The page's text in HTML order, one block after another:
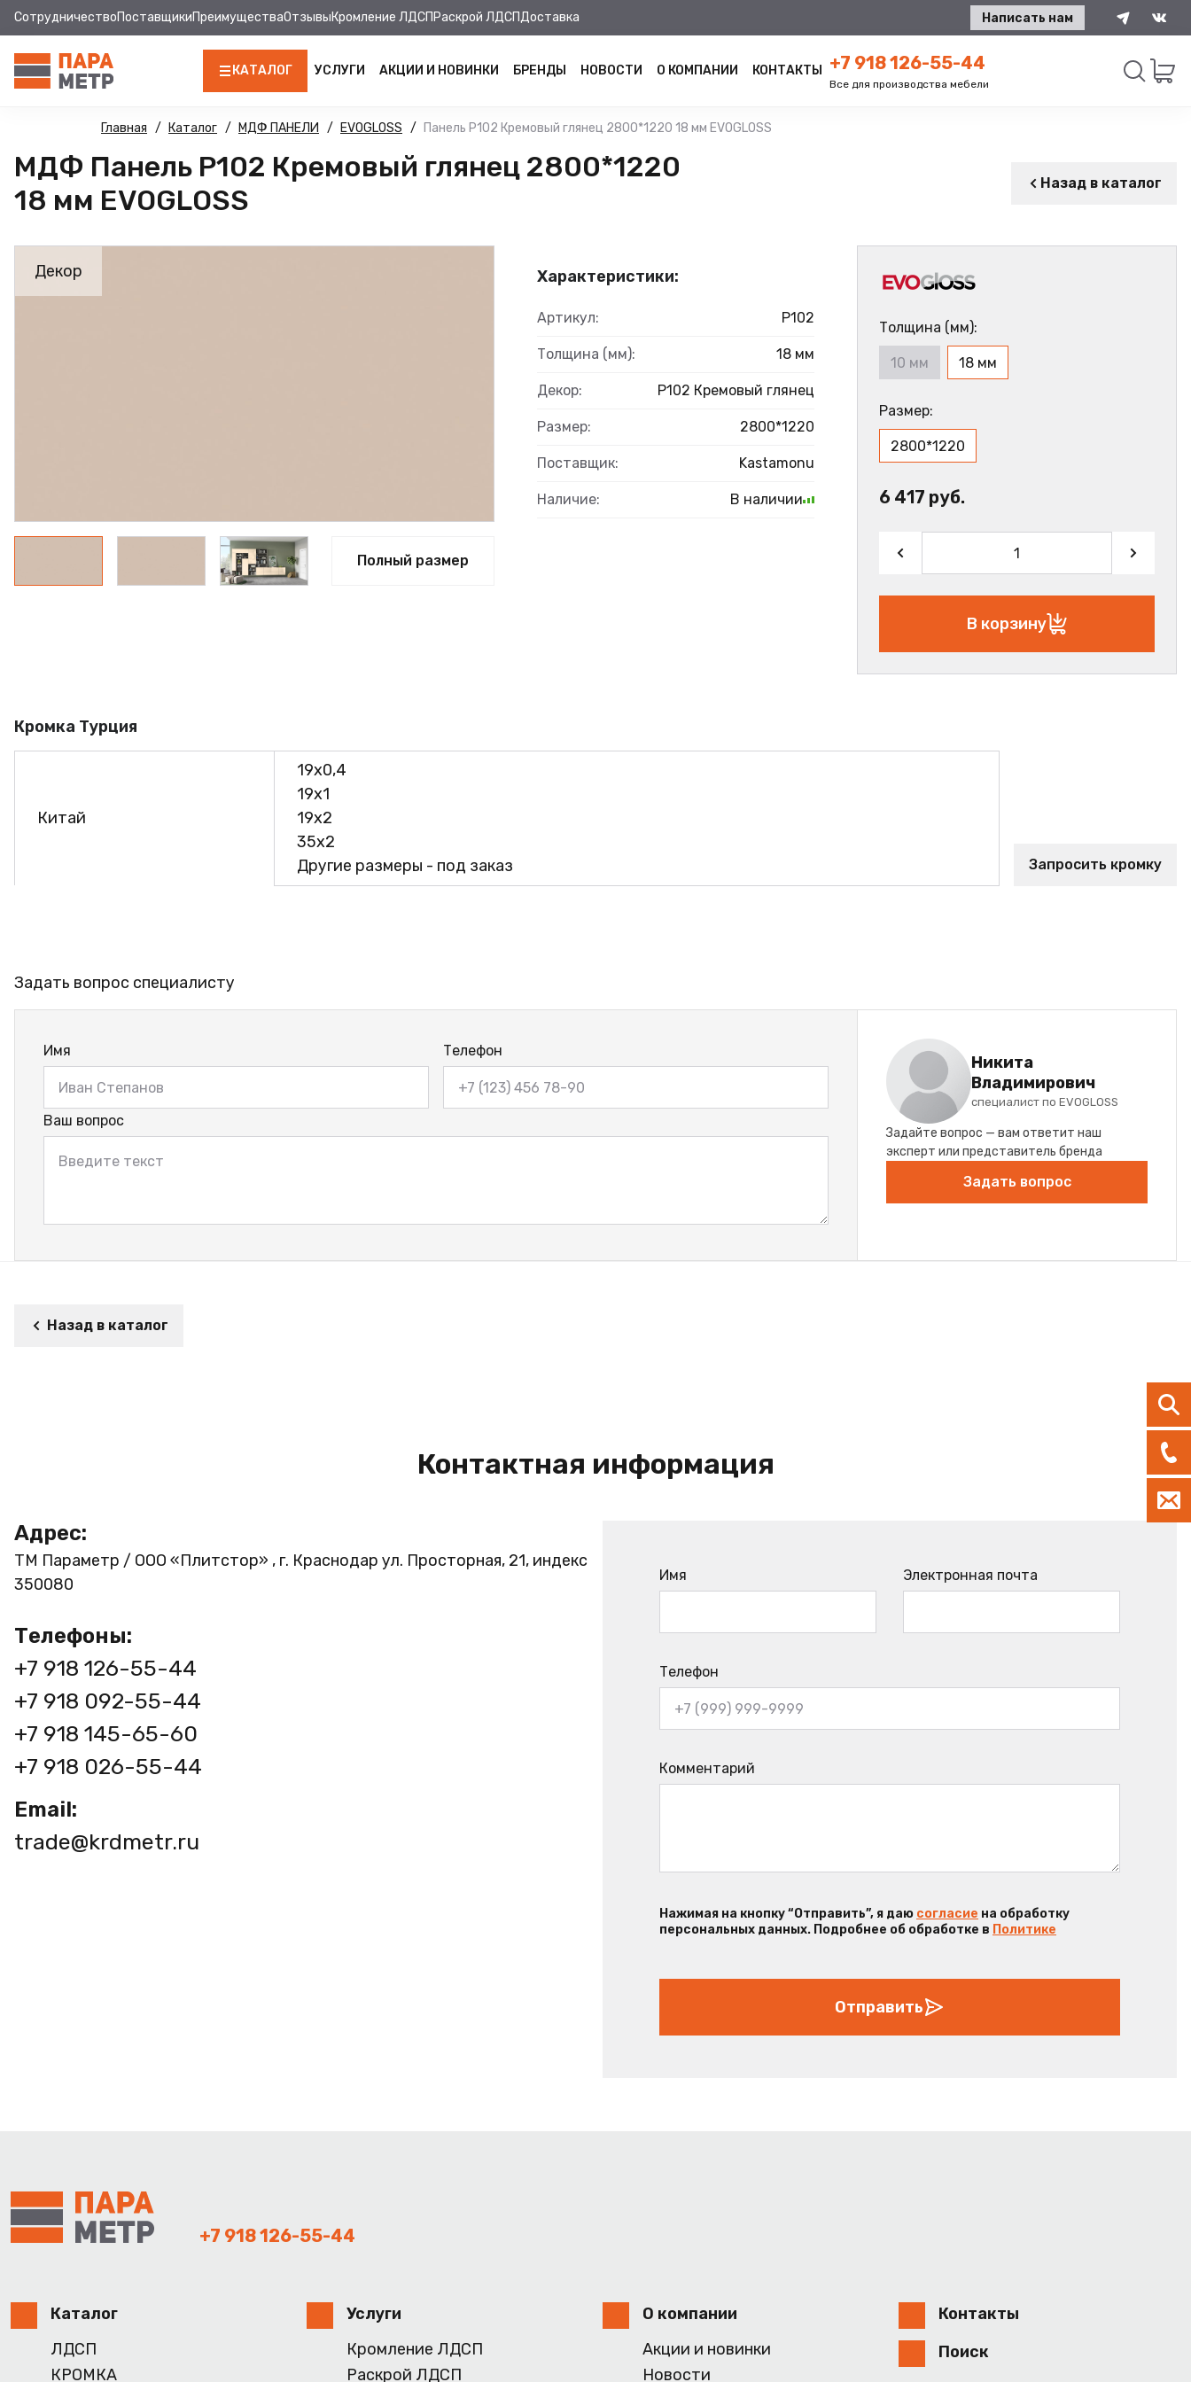
СотрудничествоПоставщикиПреимуществаОтзывыКромление ЛДСП Раскрой ЛДСПДоставка Написать нам
КАТАЛОГ
ЛДСП
КРОМКА
МДФ
МДФ ПАНЕЛИ
НОВИНКИ
УСЛУГИ АКЦИИ И НОВИНКИ БРЕНДЫ НОВОСТИ О КОМПАНИИ КОНТАКТЫ +7 918 126-55-44
Все для производства мебели
Главная Каталог МДФ ПАНЕЛИ EVOGLOSS Панель Р102 Кремовый глянец 2800*1220 18 мм EVOGLOSS
МДФ Панель Р102 Кремовый глянец 2800*1220
18 мм EVOGLOSS
Назад в каталог
Декор
Полный размер
Характеристики:
Артикул: Р102
Толщина (мм): 18 мм
Декор: Р102 Кремовый глянец
Размер: 2800*1220
Поставщик: Kastamonu
Наличие: В наличии
Толщина (мм):
10 мм 18 мм
Размер:
2800*1220
6 417 руб.
В корзину
Кромка Турция
Китай
19х0,4
19х1
19х2
35х2
Другие размеры - под заказ
Запросить кромку
Задать вопрос специалисту
Имя Телефон
Ваш вопрос
Никита
Владимирович
специалист по EVOGLOSS
Задайте вопрос — вам ответит наш
эксперт или представитель бренда
Задать вопрос
Назад в каталог
Контактная информация
Адрес:
ТМ Параметр / ООО «Плитстор» , г. Краснодар ул. Просторная, 21, индекс
350080
Телефоны:
+7 918 126-55-44
+7 918 092-55-44
+7 918 145-65-60
+7 918 026-55-44
Email:
trade@krdmetr.ru
Имя Электронная почта
Телефон
Комментарий
Нажимая на кнопку “Отправить”, я даю согласие на обработку
персональных данных. Подробнее об обработке в Политике
Отправить
+7 918 126-55-44
Каталог
ЛДСП
КРОМКА
Услуги
Кромление ЛДСП
Раскрой ЛДСП
О компании
Акции и новинки
Новости
Контакты
Поиск